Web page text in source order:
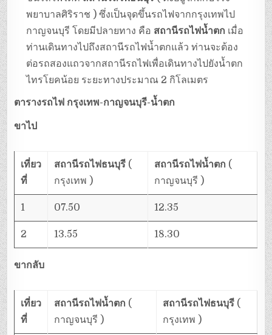
พยาบาลศิริราช ) ซึ่งเป็นจุดขึ้นรถไฟจากกรุงเทพไป
กาญจนบุรี โดยมีปลายทาง คือ สถานีรถไฟน้ำตก เมื่อ
ท่านเดินทางไปถึงสถานีรถไฟน้ำตกแล้ว ท่านจะต้อง
ต่อรถสองแถวจากสถานีรถไฟเพื่อเดินทางไปยังน้ำตก
ไทรโยคน้อย ระยะทางประมาณ 2 กิโลเมตร
ตารางรถไฟ กรุงเทพ-กาญจนบุรี-น้ำตก
ขาไป
เที่ยว
ที่
สถานีรถไฟธนบุรี (
กรุงเทพ )
สถานีรถไฟน้ำตก (
กาญจนบุรี )
1 07.50 12.35
2 13.55 18.30
ขากลับ
เที่ยว
ที่
สถานีรถไฟน้ำตก (
กาญจนบุรี )
สถานีรถไฟธนบุรี (
กรุงเทพ )